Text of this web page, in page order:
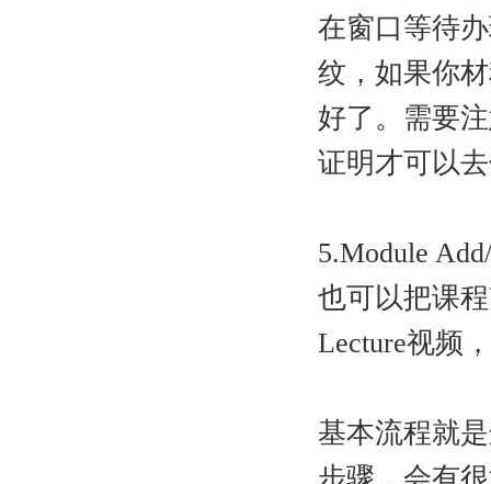
在窗口等待
纹，如果你
好了。需要
证明才可以去
5.Module
也可以把课
Lecture视频
基本流程就